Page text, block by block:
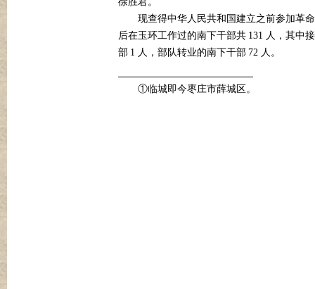
现查得中华人民共和国建立之前参加革
后在玉环工作过的南下干部共 131 人，其中
部 1 人，部队转业的南下干部 72 人。
①临城即今枣庄市薛城区。